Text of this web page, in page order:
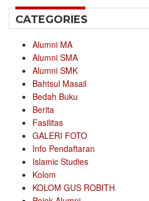
CATEGORIES
Alumni MA
Alumni SMA
Alumni SMK
Bahtsul Masail
Bedah Buku
Berita
Fasilitas
GALERI FOTO
Info Pendaftaran
Islamic Studies
Kolom
KOLOM GUS ROBITH